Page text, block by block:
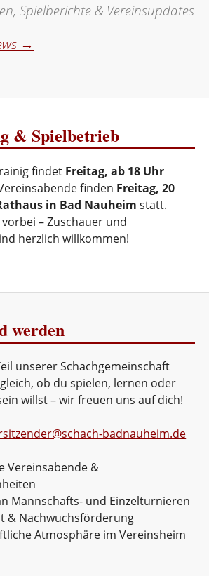
Spielberichte & Vereinsupdates
→
& Spielbetrieb
findet Freitag, ab 18 Uhr
finden Freitag, 20
in Bad Nauheim statt.
– Zuschauer und
herzlich willkommen!
werden
unserer Schachgemeinschaft
ob du spielen, lernen oder
willst – wir freuen uns auf dich!
badnauheim.de
Vereinsabende &
Mannschafts- und Einzelturnieren
& Nachwuchsförderung
Atmosphäre im Vereinsheim